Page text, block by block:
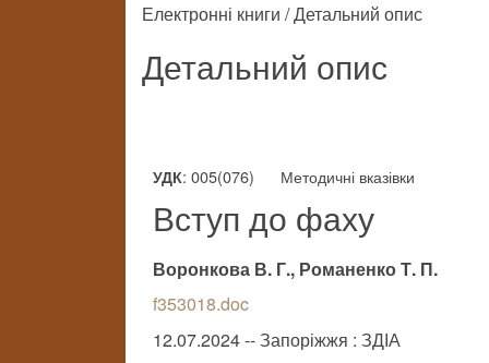
Електронні книги / Детальний опис
Детальний опис
УДК: 005(076) Методичні вказівки
Вступ до фаху
Воронкова В. Г., Романенко Т. П.
f353018.doc
12.07.2024 -- Запоріжжя : ЗДІА